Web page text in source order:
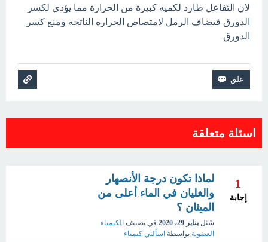
لان التفاعل طارد لكميه كبيرة من الحرارة مما يؤدي لكسر
الدورق فيضاف الرمل لامتصاص الحراره الناتجه ومنع كسر
الدورق
اسئلة متعلقة
1
إجابة
لماذا تكون درجة الأنصهار
والغليان في الماء أعلى من
الميثان ؟
سُئل يناير 29، 2020 في تصنيف الكيمياء
العضوية بواسطة اسألني كيمياء